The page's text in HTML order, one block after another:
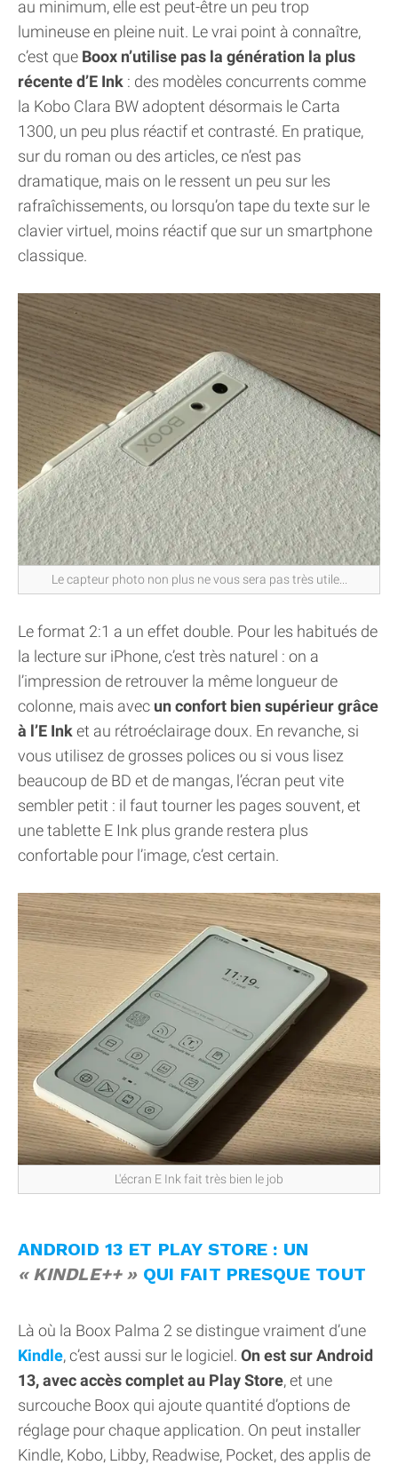
au minimum, elle est peut-être un peu trop
lumineuse en pleine nuit. Le vrai point à connaître,
c’est que Boox n’utilise pas la génération la plus
récente d’E Ink : des modèles concurrents comme
la Kobo Clara BW adoptent désormais le Carta
1300, un peu plus réactif et contrasté. En pratique,
sur du roman ou des articles, ce n’est pas
dramatique, mais on le ressent un peu sur les
rafraîchissements, ou lorsqu’on tape du texte sur le
clavier virtuel, moins réactif que sur un smartphone
classique.
Le capteur photo non plus ne vous sera pas très utile...
Le format 2:1 a un effet double. Pour les habitués de
la lecture sur iPhone, c’est très naturel : on a
l’impression de retrouver la même longueur de
colonne, mais avec un confort bien supérieur grâce
à l’E Inket au rétroéclairage doux. En revanche, si
vous utilisez de grosses polices ou si vous lisez
beaucoup de BD et de mangas, l’écran peut vite
sembler petit : il faut tourner les pages souvent, et
une tablette E Ink plus grande restera plus
confortable pour l’image, c’est certain.
L'écran E Ink fait très bien le job
ANDROID 13 ET PLAY STORE : UN
KINDLE++
QUI FAIT PRESQUE TOUT
Là où la Boox Palma 2 se distingue vraiment d’une
Kindle, c’est aussi sur le logiciel. On est sur Android
13, avec accès complet au Play Store, et une
surcouche Boox qui ajoute quantité d’options de
réglage pour chaque application. On peut installer
Kindle, Kobo, Libby, Readwise, Pocket, des applis de